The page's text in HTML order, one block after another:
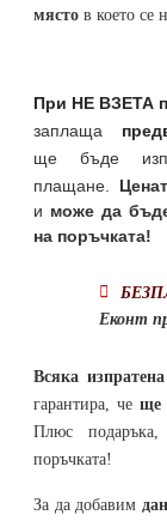
място в което се
При НЕ ВЗЕТА
заплаща
ще бъде
плащане.
и може да
на поръчката!
Еконт
Всяка
гарантира, че ще
Плюс
поръчката!
За да добавим